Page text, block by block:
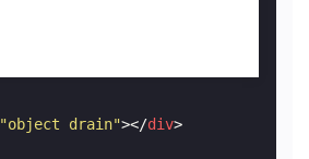
"object drain"></div>